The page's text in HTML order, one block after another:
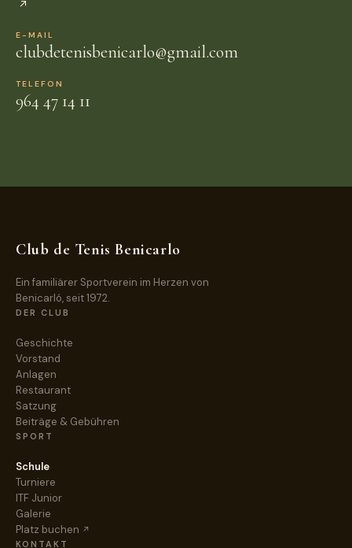
E-MAIL
clubdetenisbenicarlo@gmail.com
TELEFON
964 47 14 11
Club de Tenis Benicarlo
Ein familiärer Sportverein im Herzen von
Benicarló, seit 1972.
DER CLUB
Geschichte
Vorstand
Anlagen
Restaurant
Satzung
Beiträge & Gebühren
SPORT
Schule
Turniere
ITF Junior
Galerie
Platz buchen
KONTAKT